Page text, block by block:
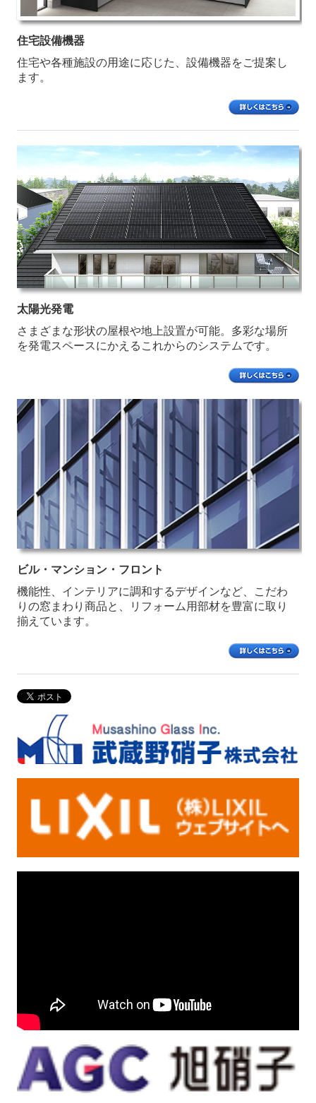
住宅設備機器
住宅や各種施設の用途に応じた、設備機器をご提案し
ます。
太陽光発電
さまざまな形状の屋根や地上設置が可能。多彩な場所
を発電スペースにかえるこれからのシステムです。
ビル・マンション・フロント
機能性、インテリアに調和するデザインなど、こだわ
りの窓まわり商品と、リフォーム用部材を豊富に取り
揃えています。